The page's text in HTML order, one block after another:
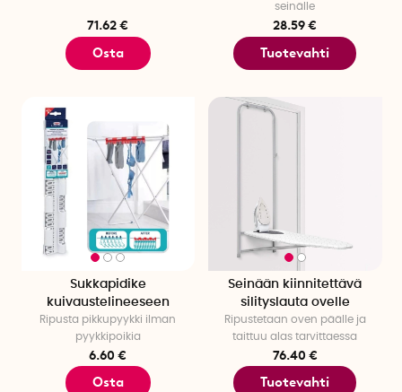
71.62 €
Osta
seinälle
28.59 €
Tuotevahti
Sukkapidike
kuivaustelineeseen
Ripusta pikkupyykki ilman
pyykkipoikia
6.60 €
Osta
Seinään kiinnitettävä
silityslauta ovelle
Ripustetaan oven päälle ja
taittuu alas tarvittaessa
76.40 €
Tuotevahti